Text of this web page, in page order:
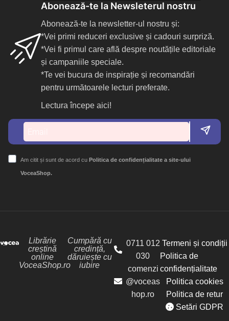
Abonează-te la Newsleterul nostru
Abonează-te la newsletter-ul nostru și:
*Vei primi reduceri exclusive și cadouri surpriză.
*Vei fi primul care află despre noutățile editoriale
și campaniile speciale.
*Te vei bucura de inspirație și recomandări
pentru următoarele lecturi preferate.
Lectura începe aici!
Am citit și sunt de acord cu Politica de confidențialitate a site-ului
VoceaShop.
Librărie
creștină
online
VoceaShop.ro
Cumpără cu
credință,
dăruiește cu
iubire
0711 012
030
comenzi
@voceas
hop.ro
Termeni și condiții
Politica de
confidențialitate
Politica cookies
Politica de retur
Setări GDPR